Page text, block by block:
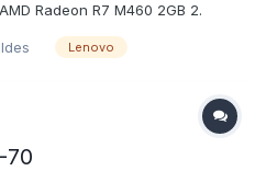
Radeon R7 M460 2GB 2.
video un foto apstrāde,
uz modeļiem...
Lenovo
70